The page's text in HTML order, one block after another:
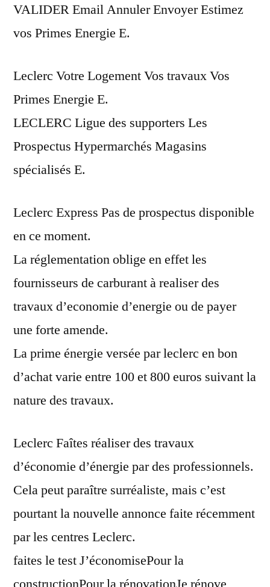
VALIDER Email Annuler Envoyer Estimez
vos Primes Energie E.
Leclerc Votre Logement Vos travaux Vos
Primes Energie E.
LECLERC Ligue des supporters Les
Prospectus Hypermarchés Magasins
spécialisés E.
Leclerc Express Pas de prospectus disponible
en ce moment.
La réglementation oblige en effet les
fournisseurs de carburant à realiser des
travaux d’economie d’energie ou de payer
une forte amende.
La prime énergie versée par leclerc en bon
d’achat varie entre 100 et 800 euros suivant la
nature des travaux.
Leclerc Faîtes réaliser des travaux
d’économie d’énergie par des professionnels.
Cela peut paraître surréaliste, mais c’est
pourtant la nouvelle annonce faite récemment
par les centres Leclerc.
faites le test J’économisePour la